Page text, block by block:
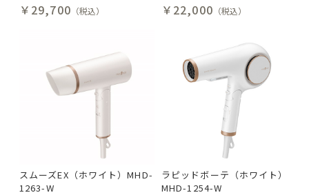
￥29,700 （税込） ￥22,000 （税込）
スムーズEX（ホワイト）MHD-
1263-W
ラピッドボーテ（ホワイト）
MHD-1254-W